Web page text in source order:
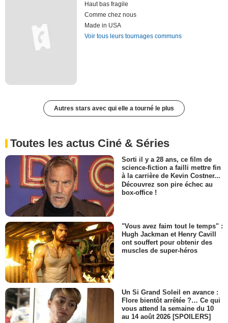
Haut bas fragile
Comme chez nous
Made in USA
Voir tous leurs tournages communs
Autres stars avec qui elle a tourné le plus
Toutes les actus Ciné & Séries
Sorti il y a 28 ans, ce film de
science-fiction a failli mettre fin
à la carrière de Kevin Costner...
Découvrez son pire échec au
box-office !
"Vous avez faim tout le temps" :
Hugh Jackman et Henry Cavill
ont souffert pour obtenir des
muscles de super-héros
Un Si Grand Soleil en avance :
Flore bientôt arrêtée ?… Ce qui
vous attend la semaine du 10
au 14 août 2026 [SPOILERS]